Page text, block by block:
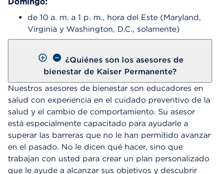
de 10 a. m. a 1 p. m., hora del Este (Maryland,
Virginia y Washington, D.C., solamente)
¿Quiénes son los asesores de
bienestar de Kaiser Permanente?
Nuestros asesores de bienestar son educadores en
salud con experiencia en el cuidado preventivo de la
salud y el cambio de comportamiento. Su asesor
está especialmente capacitado para ayudarle a
superar las barreras que no le han permitido avanzar
en el pasado. No le dicen qué hacer, sino que
trabajan con usted para crear un plan personalizado
que le ayude a alcanzar sus objetivos y descubrir